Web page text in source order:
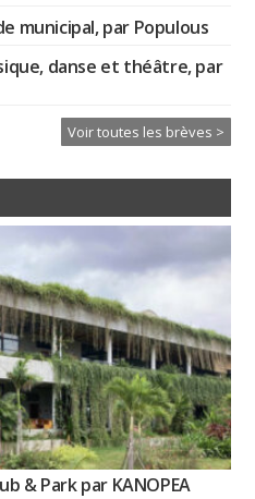
municipal, par Populous
danse et théâtre, par
Voir toutes les brèves >
& Park par KANOPEA